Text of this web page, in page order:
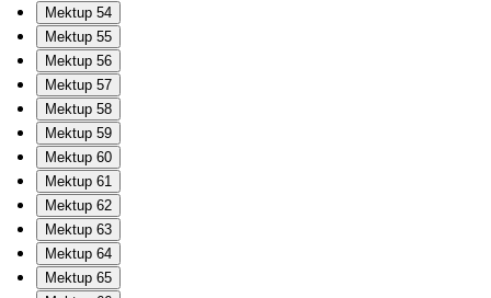
Mektup 54
Mektup 55
Mektup 56
Mektup 57
Mektup 58
Mektup 59
Mektup 60
Mektup 61
Mektup 62
Mektup 63
Mektup 64
Mektup 65